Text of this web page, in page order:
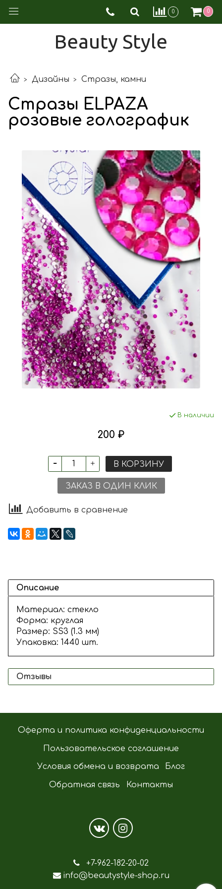
0 0
Beauty Style
Дизайны Стразы, камни
Стразы ELPAZA
розовые голографик
В наличии
200 ₽
В КОРЗИНУ
ЗАКАЗ В ОДИН КЛИК
Добавить в сравнение
Описание
Материал: стекло
Форма: круглая
Размер: SS3 (1.3 мм)
Упаковка: 1440 шт.
Отзывы
Оферта и политика конфиденциальности
Пользовательское соглашение
Условия обмена и возврата Блог
Обратная связь Контакты
+7-962-182-20-02
info@beautystyle-shop.ru